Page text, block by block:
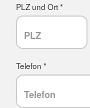
PLZ und Ort *
Telefon *